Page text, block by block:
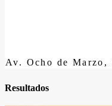
Av. Ocho de Marzo,
Resultados